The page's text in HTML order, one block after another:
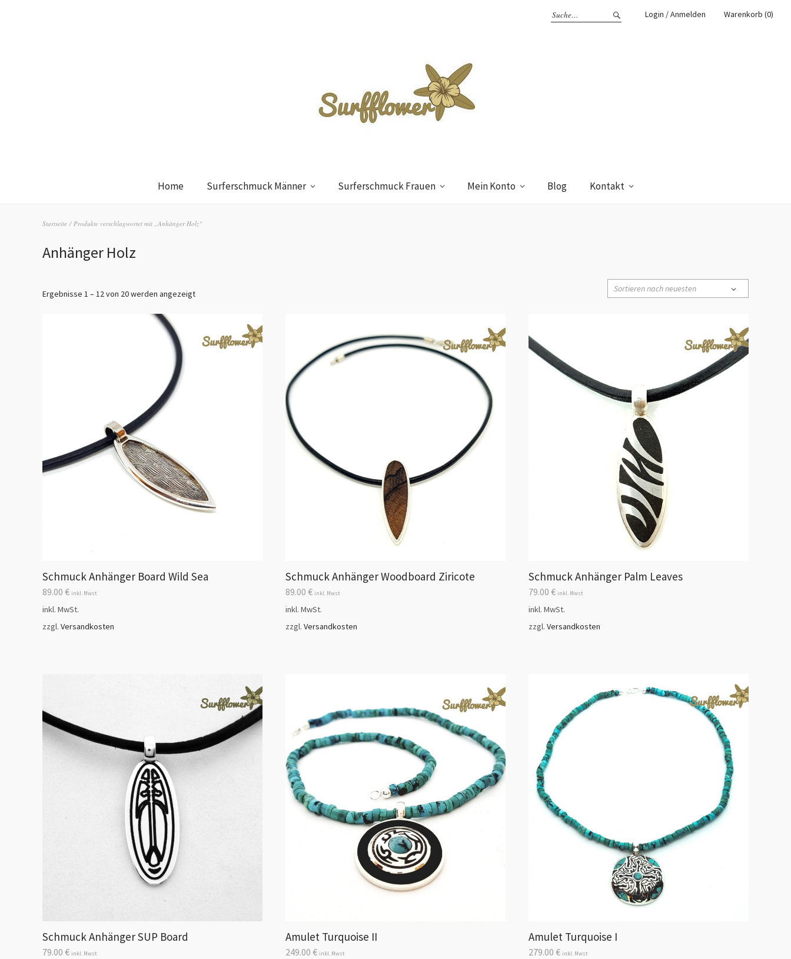
Login / Anmelden Warenkorb (0)
Home Surferschmuck Männer Surferschmuck Frauen Mein Konto Blog Kontakt
Startseite / Produkte verschlagwortet mit „Anhänger Holz“
Anhänger Holz
Ergebnisse 1 – 12 von 20 werden angezeigt
Schmuck Anhänger Board Wild Sea
89.00 € inkl. Mwst
inkl. MwSt.
zzgl. Versandkosten
Schmuck Anhänger Woodboard Ziricote
89.00€ inkl. Mwst
inkl. MwSt.
zzgl.Versandkosten
Schmuck Anhänger Palm Leaves
79.00€ inkl. Mwst
inkl. MwSt.
zzgl.Versandkosten
Schmuck Anhänger SUP Board
79.00 € inkl. Mwst
Amulet Turquoise II
249.00€ inkl. Mwst
Amulet Turquoise I
279.00€ inkl. Mwst